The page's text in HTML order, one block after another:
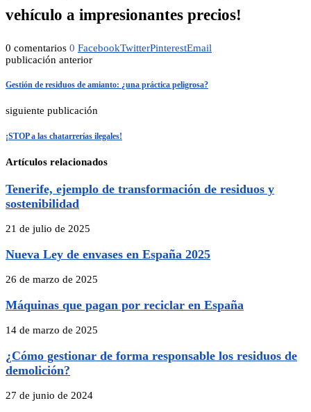
vehículo a impresionantes precios!
0 comentarios 0 FacebookTwitterPinterestEmail
publicación anterior
Gestión de residuos de amianto: ¿una práctica peligrosa?
siguiente publicación
¡STOP a las chatarrerías ilegales!
Artículos relacionados
Tenerife, ejemplo de transformación de residuos y
sostenibilidad
21 de julio de 2025
Nueva Ley de envases en España 2025
26 de marzo de 2025
Máquinas que pagan por reciclar en España
14 de marzo de 2025
¿Cómo gestionar de forma responsable los residuos de
demolición?
27 de junio de 2024